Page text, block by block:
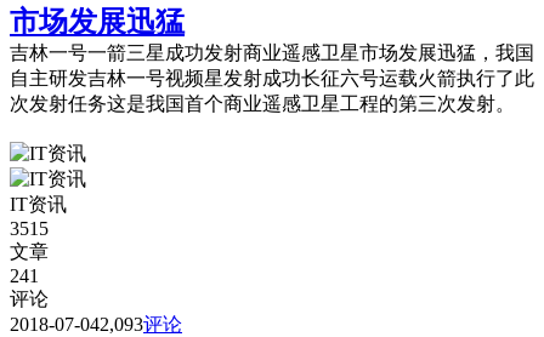
市场发展迅猛
吉林一号一箭三星成功发射商业遥感卫星市场发展迅猛，我国
自主研发吉林一号视频星发射成功长征六号运载火箭执行了此
次发射任务这是我国首个商业遥感卫星工程的第三次发射。
IT资讯
3515
文章
241
评论
2018-07-042,093评论